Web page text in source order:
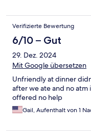
Verifizierte Bewertung
6/10 – Gut
29. Dez. 2024
Mit Google übersetzen
Unfriendly at dinner
after we ate and no atm
offered no help
Gail, Aufenthalt von 1